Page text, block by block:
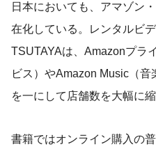
日本においても、アマゾン
在化している。レンタルビ
TSUTAYAは、Amazonプラ
ビス）やAmazon Music（
を一にして店舗数を大幅に縮
書籍ではオンライン購入の